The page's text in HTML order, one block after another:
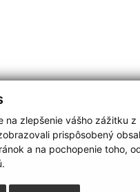
na zlepšenie vášho zážitku z
prispôsobený
a na pochopenie toho,